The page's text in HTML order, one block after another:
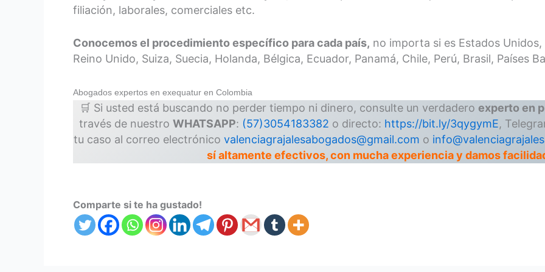
filiación, laborales, comerciales etc.
Conocemos el procedimiento específico para cada país, no importa si es Estados
Reino Unido, Suiza, Suecia, Holanda, Bélgica, Ecuador, Panamá, Chile, Perú, Brasil, Países
Abogados expertos en exequatur en Colombia
🛒 Si usted está buscando no perder tiempo ni dinero, consulte un verdadero experto en
través de nuestro WHATSAPP: (57)3054183382 o directo: https://bit.ly/3qygymE,
tu caso al correo electrónico valenciagrajalesabogados@gmail.com o
sí altamente efectivos, con mucha experiencia y damos
Comparte si te ha gustado!